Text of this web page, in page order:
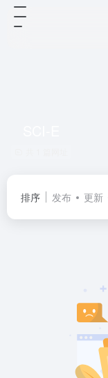
排序 发布 更新